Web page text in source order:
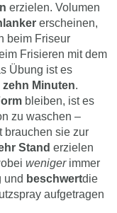
erzielen. Volumen
erscheinen,
beim Friseur
Frisieren mit dem
Übung ist es
zehn Minuten.
bleiben, ist es
zu waschen –
brauchen sie zur
Stand erzielen
wenigerimmer
und beschwertdie
aufgetragen